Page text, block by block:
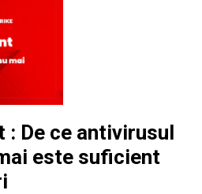
: De ce antivirusul
este suficient